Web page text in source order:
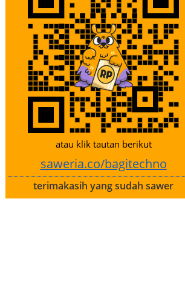
atau klik tautan berikut
saweria.co/bagitechno
terimakasih yang sudah sawer